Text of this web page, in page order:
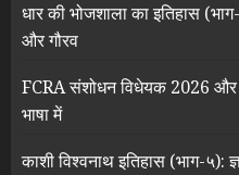
धार की भोजशाला का इतिहास
और गौरव
FCRA संशोधन विधेयक 2026 और
भाषा में
काशी विश्वनाथ इतिहास (भाग-५):